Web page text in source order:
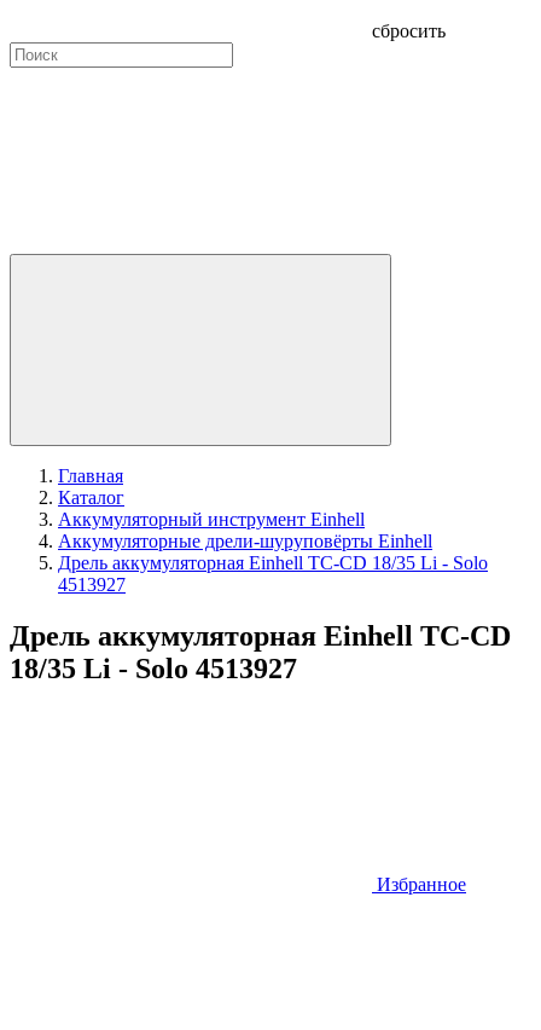
сбросить
Главная
Каталог
Аккумуляторный инструмент Einhell
Аккумуляторные дрели-шуруповёрты Einhell
Дрель аккумуляторная Einhell TC-CD 18/35 Li - Solo
4513927
Дрель аккумуляторная Einhell TC-CD
18/35 Li - Solo 4513927
Избранное